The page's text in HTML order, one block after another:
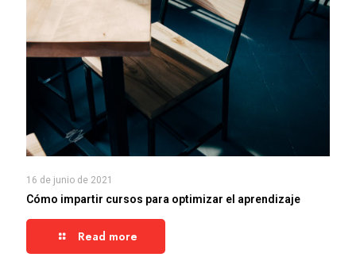
16 de junio de 2021
Cómo impartir cursos para optimizar el aprendizaje
Read more